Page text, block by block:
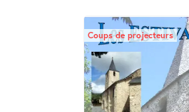
Coups de projecteurs